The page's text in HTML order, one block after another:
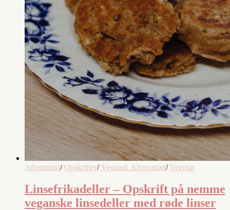
Aftensmad/ Opskrifter/ Vegansk Aftensmad/ Vegetar
Linsefrikadeller – Opskrift på nemme
veganske linsedeller med røde linser